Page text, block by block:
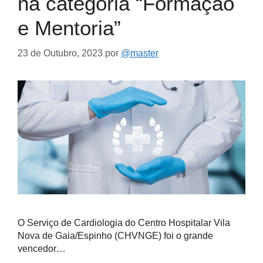
e Mentoria”
23 de Outubro, 2023 por @master
O Serviço de Cardiologia do Centro Hospitalar Vila
Nova de Gaia/Espinho (CHVNGE) foi o grande
vencedor…